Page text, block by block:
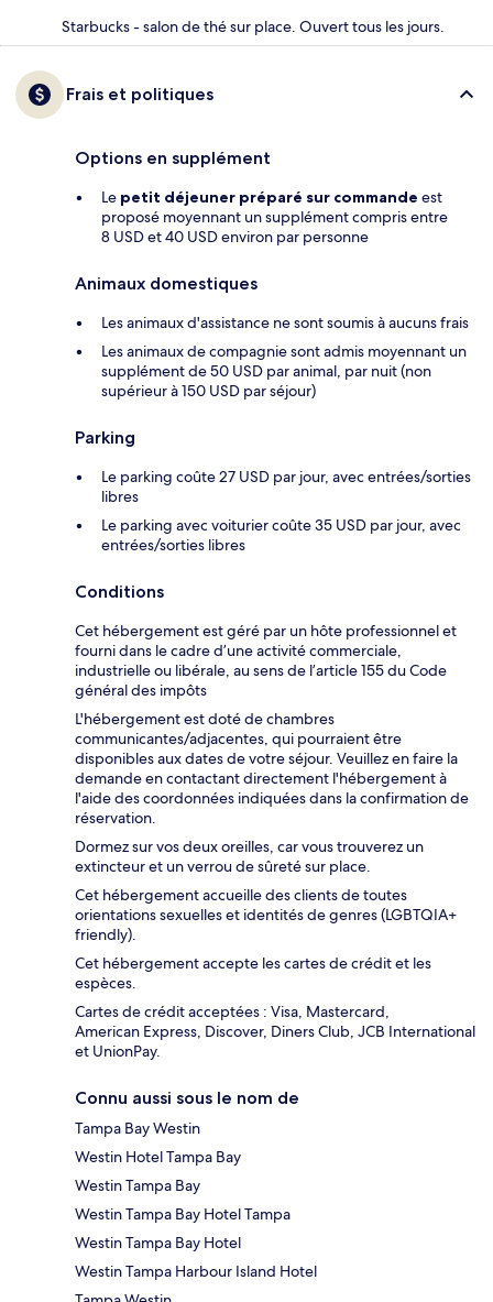
Starbucks - salon de thé sur place. Ouvert tous les jours.
Frais et politiques
Options en supplément
Le petit déjeuner préparé sur commande est
proposé moyennant un supplément compris entre
8 USD et 40 USD environ par personne
Animaux domestiques
Les animaux d'assistance ne sont soumis à aucuns frais
Les animaux de compagnie sont admis moyennant un
supplément de 50 USD par animal, par nuit (non
supérieur à 150 USD par séjour)
Parking
Le parking coûte 27 USD par jour, avec entrées/sorties
libres
Le parking avec voiturier coûte 35 USD par jour, avec
entrées/sorties libres
Conditions
Cet hébergement est géré par un hôte professionnel et
fourni dans le cadre d’une activité commerciale,
industrielle ou libérale, au sens de l’article 155 du Code
général des impôts
L'hébergement est doté de chambres
communicantes/adjacentes, qui pourraient être
disponibles aux dates de votre séjour. Veuillez en faire la
demande en contactant directement l'hébergement à
l'aide des coordonnées indiquées dans la confirmation de
réservation.
Dormez sur vos deux oreilles, car vous trouverez un
extincteur et un verrou de sûreté sur place.
Cet hébergement accueille des clients de toutes
orientations sexuelles et identités de genres (LGBTQIA+
friendly).
Cet hébergement accepte les cartes de crédit et les
espèces.
Cartes de crédit acceptées : Visa, Mastercard,
American Express, Discover, Diners Club, JCB International
et UnionPay.
Connu aussi sous le nom de
Tampa Bay Westin
Westin Hotel Tampa Bay
Westin Tampa Bay
Westin Tampa Bay Hotel Tampa
Westin Tampa Bay Hotel
Westin Tampa Harbour Island Hotel